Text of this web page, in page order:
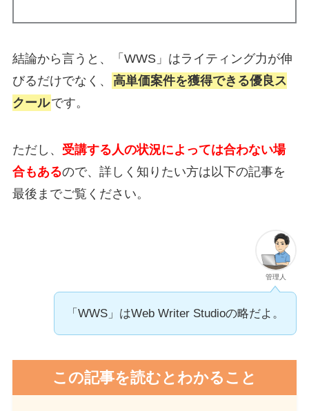
結論から言うと、「WWS」はライティング力が伸
びるだけでなく、
高単価案件を獲得できる優良ス
クールです。
ただし、 受講する人の状況によっては合わない場
合もあるので、詳しく知りたい方は以下の記事を
最後までご覧ください。
管理人
「WWS」はWeb Writer Studioの略だよ。
この記事を読むとわかること